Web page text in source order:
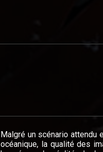
Malgré un scénario attendu
océanique, la qualité des